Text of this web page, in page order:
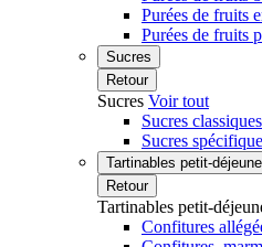
Purées de fruits
Purées de fruits
Sucres
Retour
Sucres Voir tout
Sucres classiques
Sucres
Tartinables petit-
Retour
Tartinables petit-
Confitures